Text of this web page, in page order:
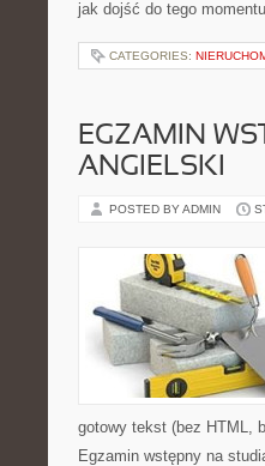
jak dojść do tego
CATEGORIES:
EGZAMIN
ANGIELSKI
POSTED BY ADMIN
gotowy tekst (bez HTML,
Egzamin wstępny na